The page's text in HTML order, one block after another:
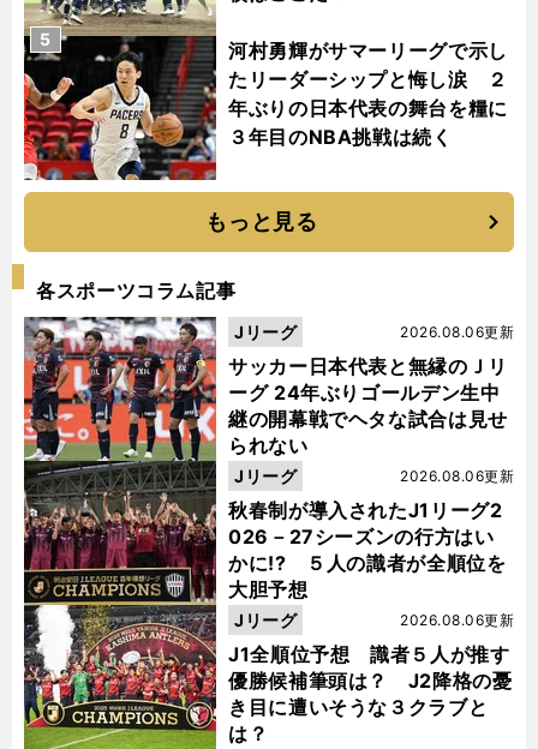
河村勇輝がサマーリーグで示し
たリーダーシップと悔し涙 ２
年ぶりの日本代表の舞台を糧に
３年目のNBA挑戦は続く
5
もっと見る
各スポーツコラム記事
サッカー日本代表と無縁のＪリ
ーグ 24年ぶりゴールデン生中
継の開幕戦でヘタな試合は見せ
られない
2026.08.06更新
Jリーグ
秋春制が導入されたJ1リーグ2
026－27シーズンの行方はい
かに!? ５人の識者が全順位を
大胆予想
2026.08.06更新
Jリーグ
J1全順位予想 識者５人が推す
優勝候補筆頭は？ J2降格の憂
き目に遭いそうな３クラブと
は？
2026.08.06更新
Jリーグ